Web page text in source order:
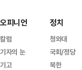
오피니언
칼럼
기자의 눈
기고
정치
청와대
국회/정당
북한